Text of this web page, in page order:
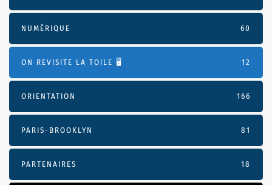
NUMÉRIQUE 60
ON REVISITE LA TOILE 🖥️ 12
ORIENTATION 166
PARIS-BROOKLYN 81
PARTENAIRES 18